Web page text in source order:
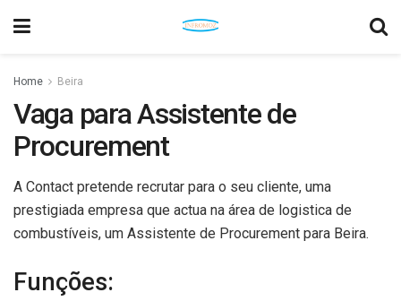
Home Beira
Vaga para Assistente de
Procurement
A Contact pretende recrutar para o seu cliente, uma
prestigiada empresa que actua na área de logistica de
combustíveis, um Assistente de Procurement para Beira.
Funções: